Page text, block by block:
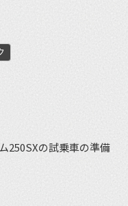
250SXの試乗車の準備